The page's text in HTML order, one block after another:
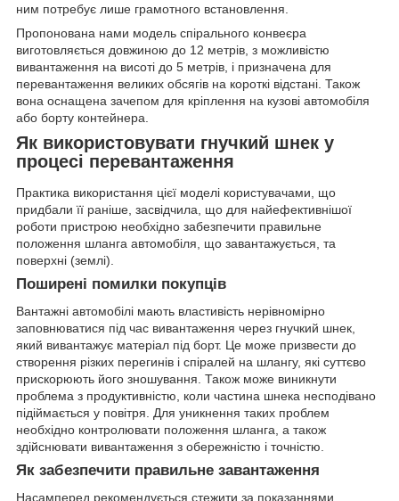
ним потребує лише грамотного встановлення.
Пропонована нами модель спірального конвеєра
виготовляється довжиною до 12 метрів, з можливістю
вивантаження на висоті до 5 метрів, і призначена для
перевантаження великих обсягів на короткі відстані. Також
вона оснащена зачепом для кріплення на кузові автомобіля
або борту контейнера.
Як використовувати гнучкий шнек у
процесі перевантаження
Практика використання цієї моделі користувачами, що
придбали її раніше, засвідчила, що для найефективнішої
роботи пристрою необхідно забезпечити правильне
положення шланга автомобіля, що завантажується, та
поверхні (землі).
Поширені помилки покупців
Вантажні автомобілі мають властивість нерівномірно
заповнюватися під час вивантаження через гнучкий шнек,
який вивантажує матеріал під борт. Це може призвести до
створення різких перегинів і спіралей на шлангу, які суттєво
прискорюють його зношування. Також може виникнути
проблема з продуктивністю, коли частина шнека несподівано
підіймається у повітря. Для уникнення таких проблем
необхідно контролювати положення шланга, а також
здійснювати вивантаження з обережністю і точністю.
Як забезпечити правильне завантаження
Насамперед рекомендується стежити за показаннями